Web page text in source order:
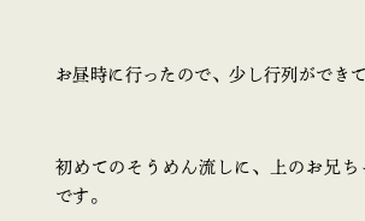
お昼時に行ったので、少し行列ができ
初めてのそうめん流しに、上のお兄ち
です。